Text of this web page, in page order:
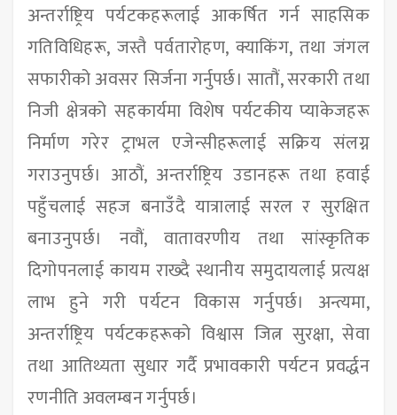
अन्तर्राष्ट्रिय पर्यटकहरूलाई आकर्षित गर्न साहसिक
गतिविधिहरू, जस्तै पर्वतारोहण, क्याकिंग, तथा जंगल
सफारीको अवसर सिर्जना गर्नुपर्छ। सातौं, सरकारी तथा
निजी क्षेत्रको सहकार्यमा विशेष पर्यटकीय प्याकेजहरू
निर्माण गरेर ट्राभल एजेन्सीहरूलाई सक्रिय संलग्न
गराउनुपर्छ। आठौं, अन्तर्राष्ट्रिय उडानहरू तथा हवाई
पहुँचलाई सहज बनाउँदै यात्रालाई सरल र सुरक्षित
बनाउनुपर्छ। नवौं, वातावरणीय तथा सांस्कृतिक
दिगोपनलाई कायम राख्दै स्थानीय समुदायलाई प्रत्यक्ष
लाभ हुने गरी पर्यटन विकास गर्नुपर्छ। अन्त्यमा,
अन्तर्राष्ट्रिय पर्यटकहरूको विश्वास जित्न सुरक्षा, सेवा
तथा आतिथ्यता सुधार गर्दै प्रभावकारी पर्यटन प्रवर्द्धन
रणनीति अवलम्बन गर्नुपर्छ।